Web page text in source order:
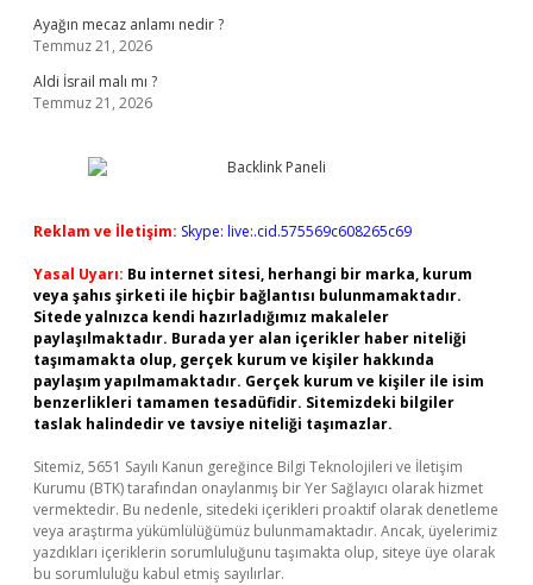
Ayağın mecaz anlamı nedir ?
Temmuz 21, 2026
Aldi İsrail malı mı ?
Temmuz 21, 2026
Reklam ve İletişim: Skype: live:.cid.575569c608265c69
Yasal Uyarı: Bu internet sitesi, herhangi bir marka, kurum
veya şahıs şirketi ile hiçbir bağlantısı bulunmamaktadır.
Sitede yalnızca kendi hazırladığımız makaleler
paylaşılmaktadır. Burada yer alan içerikler haber niteliği
taşımamakta olup, gerçek kurum ve kişiler hakkında
paylaşım yapılmamaktadır. Gerçek kurum ve kişiler ile isim
benzerlikleri tamamen tesadüfidir. Sitemizdeki bilgiler
taslak halindedir ve tavsiye niteliği taşımazlar.
Sitemiz, 5651 Sayılı Kanun gereğince Bilgi Teknolojileri ve İletişim
Kurumu (BTK) tarafından onaylanmış bir Yer Sağlayıcı olarak hizmet
vermektedir. Bu nedenle, sitedeki içerikleri proaktif olarak denetleme
veya araştırma yükümlülüğümüz bulunmamaktadır. Ancak, üyelerimiz
yazdıkları içeriklerin sorumluluğunu taşımakta olup, siteye üye olarak
bu sorumluluğu kabul etmiş sayılırlar.